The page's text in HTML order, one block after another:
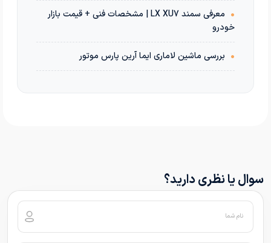
•
معرفی سمند LX XU7 | مشخصات فنی + قیمت بازار
خودرو
• بررسی ماشین لاماری ایما آرین پارس موتور
سوال یا نظری دارید؟
نام شما